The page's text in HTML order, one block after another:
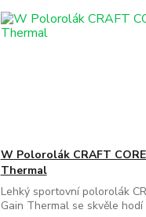
W Polorolák CRAFT
Thermal
Lehký sportovní polorolák
Gain Thermal se skvěle hodí